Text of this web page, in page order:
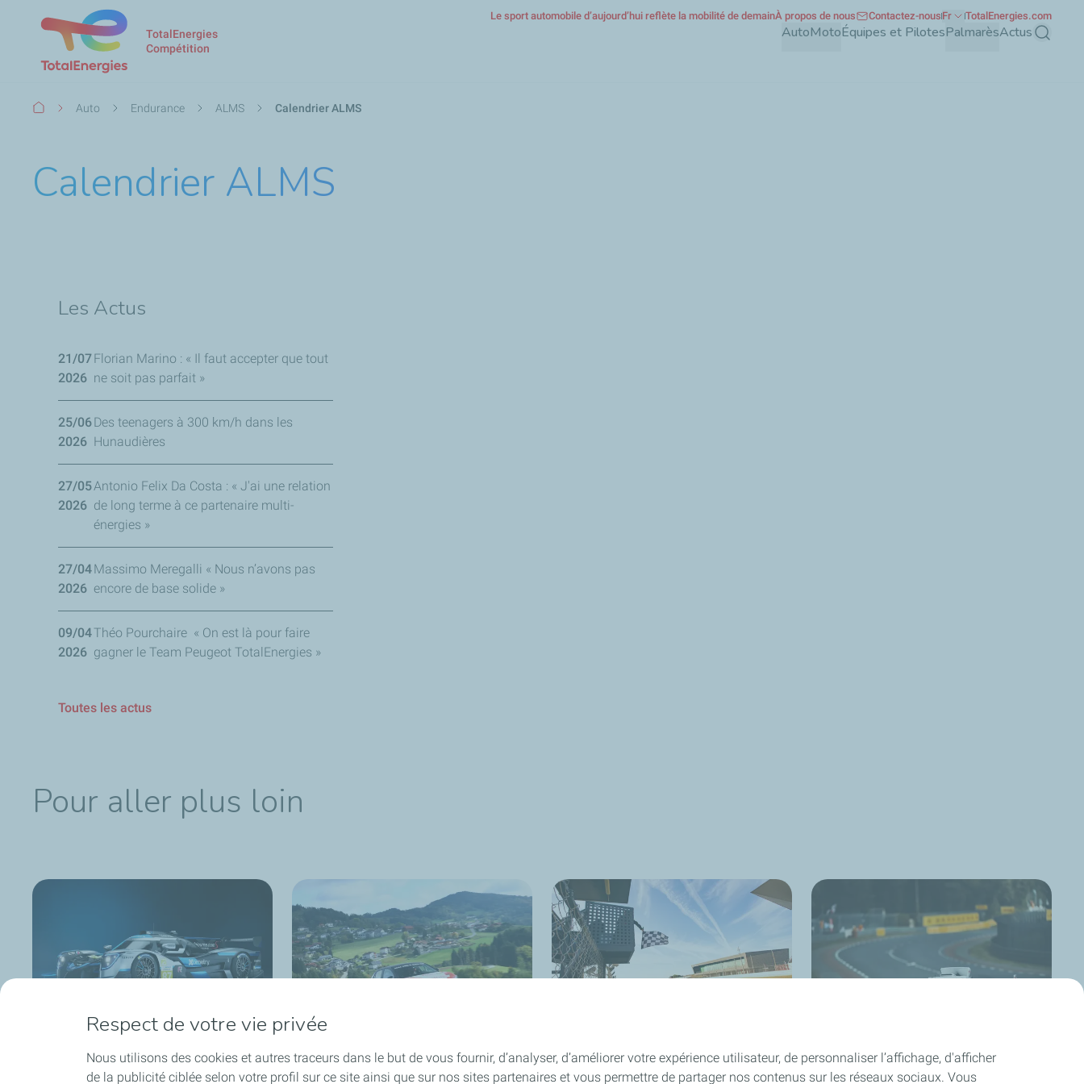
Aller
TotalEnergies
Compétition
AutoMotoÉquipes et PilotesPalmarèsActus
Le sport automobile d’aujourd’hui reflète la mobilité de demainÀ propos de nous Contactez-nous Fr TotalEnergies.com
Fil
Auto Endurance ALMS Calendrier ALMS
Calendrier ALMS
Les Actus
21/07
2026
Florian Marino : « Il faut accepter que tout
ne soit pas parfait »
25/06
2026
Des teenagers à 300 km/h dans les
Hunaudières
27/05
2026
Antonio Felix Da Costa : « J'ai une relation
de long terme à ce partenaire multi-
énergies »
27/04
2026
Massimo Meregalli « Nous n’avons pas
encore de base solide »
09/04
2026
Théo Pourchaire « On est là pour faire
gagner le Team Peugeot TotalEnergies »
Toutes les actus
Pour aller plus loin
ELMS Opel e-Rally Cup Alpine ELF Europa Cup MissionH24
Respect de votre vie privée
Nous utilisons des cookies et autres traceurs dans le but de vous fournir, d’analyser, d’améliorer votre expérience utilisateur, de personnaliser l’affichage, d'afficher
de la publicité ciblée selon votre profil sur ce site ainsi que sur nos sites partenaires et vous permettre de partager nos contenus sur les réseaux sociaux. Vous